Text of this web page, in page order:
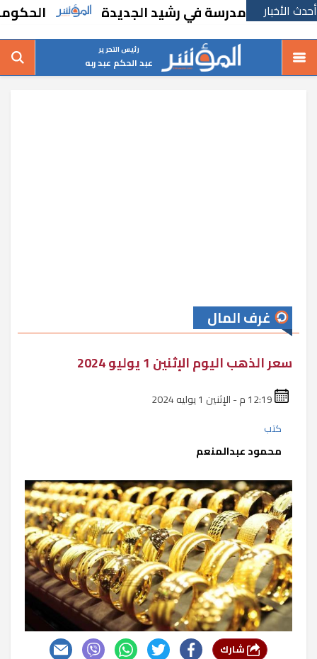
أحدث الأخبار
بإنشاء مدرسة في رشيد الجديدة الحكومة
رئيس التحرير
عبد الحكم عبد ربه
غرف المال
سعر الذهب اليوم الإثنين 1 يوليو 2024
كتب
محمود عبدالمنعم